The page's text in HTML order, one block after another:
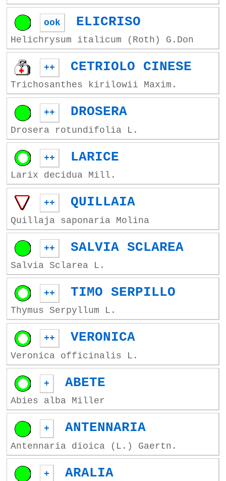
ook ELICRISO
Helichrysum italicum (Roth) G.Don
++ CETRIOLO CINESE
Trichosanthes kirilowii Maxim.
++ DROSERA
Drosera rotundifolia L.
++ LARICE
Larix decidua Mill.
++ QUILLAIA
Quillaja saponaria Molina
++ SALVIA SCLAREA
Salvia Sclarea L.
++ TIMO SERPILLO
Thymus Serpyllum L.
++ VERONICA
Veronica officinalis L.
+ ABETE
Abies alba Miller
+ ANTENNARIA
Antennaria dioica (L.) Gaertn.
+ ARALIA